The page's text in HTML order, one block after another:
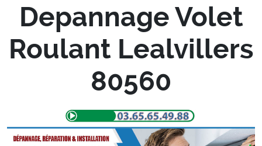
Depannage Volet
Roulant Lealvillers
80560